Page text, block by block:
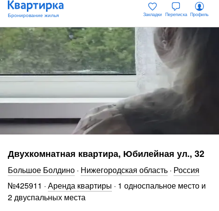
Закладки Переписка Профиль
Двухкомнатная квартира, Юбилейная ул., 32
Большое Болдино · Нижегородская область · Россия
№425911 · Аренда квартиры · 1 односпальное место и
2 двуспальных места